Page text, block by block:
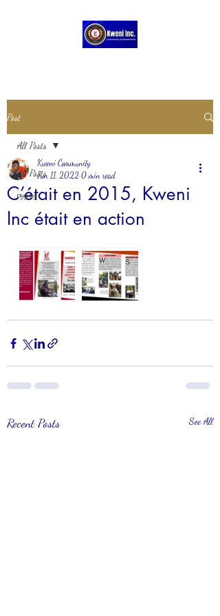
Post
All Posts
pygmy
All Posts
C’était en 2015, Kweni
Inc était en action
Kweni Community
Jun 11, 2022 0 min read
Recent Posts See All